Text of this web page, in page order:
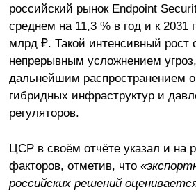
российский рынок Endpoint
среднем на 11,3 % в год и к 2031
млрд ₽. Такой интенсивный рост
непрерывным усложнением
дальнейшим распространением
гибридных инфраструктур и
регуляторов.
ЦСР в своём отчёте указал и на
факторов, отметив, что
российских решений